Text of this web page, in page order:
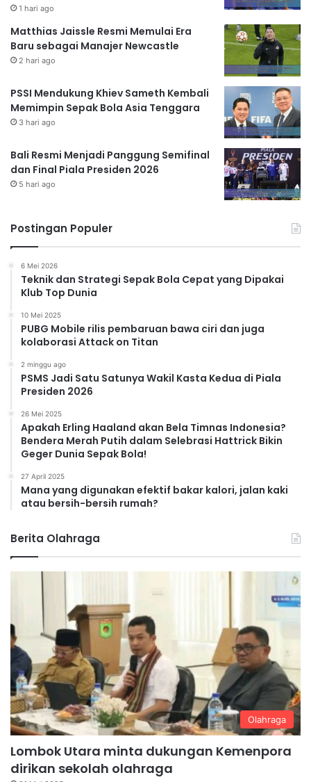
1 hari ago
Matthias Jaissle Resmi Memulai Era
Baru sebagai Manajer Newcastle
2 hari ago
PSSI Mendukung Khiev Sameth Kembali
Memimpin Sepak Bola Asia Tenggara
3 hari ago
Bali Resmi Menjadi Panggung Semifinal
dan Final Piala Presiden 2026
5 hari ago
Postingan Populer
6 Mei 2026
Teknik dan Strategi Sepak Bola Cepat yang Dipakai
Klub Top Dunia
10 Mei 2025
PUBG Mobile rilis pembaruan bawa ciri dan juga
kolaborasi Attack on Titan
2 minggu ago
PSMS Jadi Satu Satunya Wakil Kasta Kedua di Piala
Presiden 2026
26 Mei 2025
Apakah Erling Haaland akan Bela Timnas Indonesia?
Bendera Merah Putih dalam Selebrasi Hattrick Bikin
Geger Dunia Sepak Bola!
27 April 2025
Mana yang digunakan efektif bakar kalori, jalan kaki
atau bersih-bersih rumah?
Berita Olahraga
Olahraga
Lombok Utara minta dukungan Kemenpora
dirikan sekolah olahraga